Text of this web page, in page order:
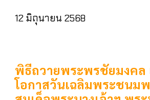
12 มิถุนายน 2568
พิธีถวายพระพรชัยมงคล
โอกาสวันเฉลิมพระชนม